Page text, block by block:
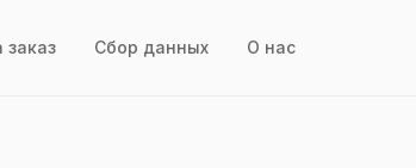
заказ Сбор данных О нас